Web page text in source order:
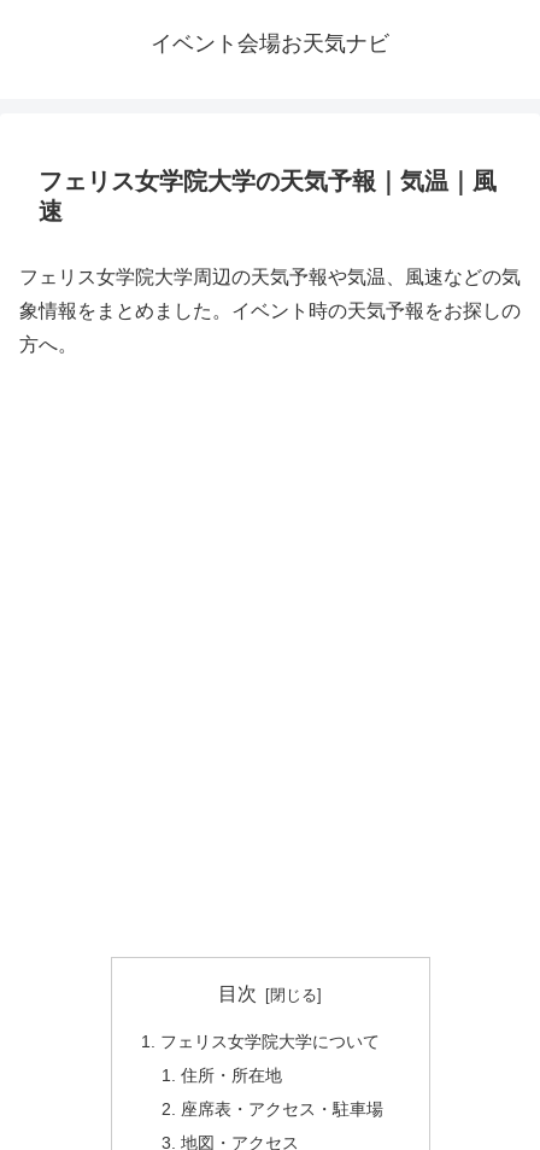
イベント会場お天気ナビ
フェリス女学院大学の天気予報｜気温｜風
速
フェリス女学院大学周辺の天気予報や気温、風速などの気
象情報をまとめました。イベント時の天気予報をお探しの
方へ。
目次
フェリス女学院大学について
住所・所在地
座席表・アクセス・駐車場
地図・アクセス